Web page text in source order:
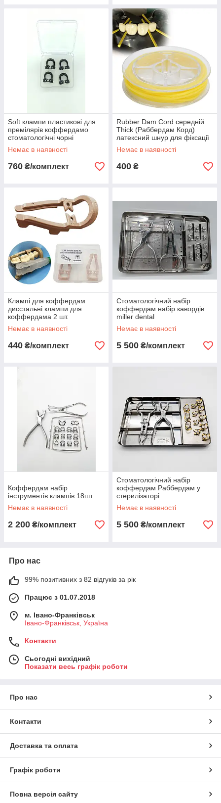
Soft клампи пластикові для
премілярів коффердамо
стоматологічні чорні
Немає в наявності
760 ₴/комплект
Rubber Dam Cord середній
Thick (Раббердам Корд)
латексний шнур для фіксації
коффердаму
стабилизационная нить
Немає в наявності
400 ₴
Клампі для коффердам
дисстальні клампи для
коффердама 2 шт.
Немає в наявності
440 ₴/комплект
Стоматологічний набір
коффердам набір кавордів
miller dental
Немає в наявності
5 500 ₴/комплект
Коффердам набір
інструментів клампів 18шт
Немає в наявності
2 200 ₴/комплект
Стоматологічний набір
коффердам Раббердам у
стерилізаторі
Немає в наявності
5 500 ₴/комплект
Про нас
99% позитивних з 82 відгуків за рік
Працює з 01.07.2018
м. Івано-Франківськ
Івано-Франківськ, Україна
Контакти
Сьогодні вихідний
Показати весь графік роботи
Про нас
Контакти
Доставка та оплата
Графік роботи
Повна версія сайту